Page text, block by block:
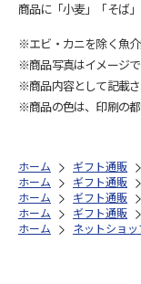
商品に「小麦」「そば
※エビ・カニを除く魚
※商品写真はイメージで
※商品内容として記載
※商品の色は、印刷の都
ホーム ギフト通販
ホーム
ギフト通販
ホーム
ギフト通販
ホーム
ギフト通販
ホーム
ネットショッ